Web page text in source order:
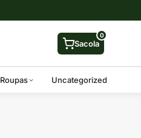
Sacola
0
Roupas Uncategorized